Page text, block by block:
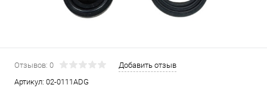
Отзывов: 0
Добавить отзыв
Артикул: 02-0111ADG